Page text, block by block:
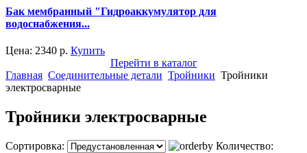
Бак мембранный "Гидроаккумулятор для
водоснабжения...
Цена: 2340 р. Купить
Перейти в каталог
Главная Соединительные детали Тройники Тройники
электросварные
Тройники электросварные
Сортировка: Количество: